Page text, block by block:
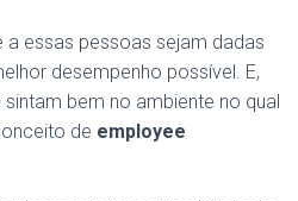
a essas pessoas sejam dadas
desempenho possível. E,
bem no ambiente no qual
de employee